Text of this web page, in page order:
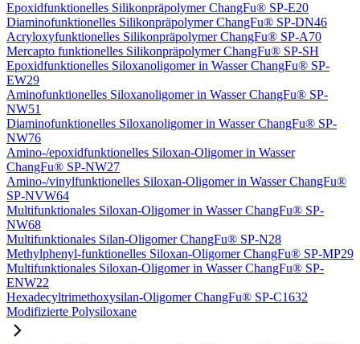
Epoxidfunktionelles Silikonpräpolymer ChangFu® SP-E20
Diaminofunktionelles Silikonpräpolymer ChangFu® SP-DN46
Acryloxyfunktionelles Silikonpräpolymer ChangFu® SP-A70
Mercapto funktionelles Silikonpräpolymer ChangFu® SP-SH
Epoxidfunktionelles Siloxanoligomer in Wasser ChangFu® SP-
EW29
Aminofunktionelles Siloxanoligomer in Wasser ChangFu® SP-
NW51
Diaminofunktionelles Siloxanoligomer in Wasser ChangFu® SP-
NW76
Amino-/epoxidfunktionelles Siloxan-Oligomer in Wasser
ChangFu® SP-NW27
Amino-/vinylfunktionelles Siloxan-Oligomer in Wasser ChangFu®
SP-NVW64
Multifunktionales Siloxan-Oligomer in Wasser ChangFu® SP-
NW68
Multifunktionales Silan-Oligomer ChangFu® SP-N28
Methylphenyl-funktionelles Siloxan-Oligomer ChangFu® SP-MP29
Multifunktionales Siloxan-Oligomer in Wasser ChangFu® SP-
ENW22
Hexadecyltrimethoxysilan-Oligomer ChangFu® SP-C1632
Modifizierte Polysiloxane